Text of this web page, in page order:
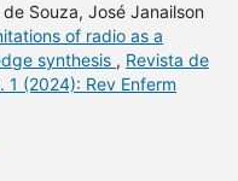
Souza, José Janailson
of radio as a
synthesis , Revista de
1 (2024): Rev Enferm